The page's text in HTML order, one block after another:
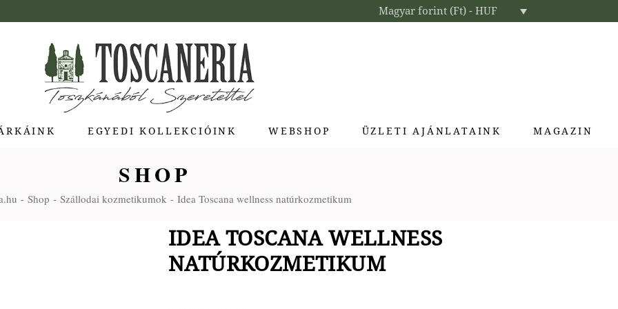
Magyar forint (Ft) - HUF
Pienza
EGYEDI KOLLEKCIÓINK WEBSHOP ÜZLETI AJÁNLATAINK
Textíliák lakberendezőknek
MAGAZIN
SHOP
Shop Szállodai kozmetikumok Idea Toscana wellness natúrkozmetikum
IDEA TOSCANA WELLNESS
NATÚRKOZMETIKUM